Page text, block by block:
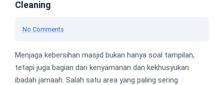
Cleaning
No Comments
Menjaga kebersihan masjid bukan hanya soal tampilan,
tetapi juga bagian dari kenyamanan dan kekhusyukan
ibadah jamaah. Salah satu area yang paling sering